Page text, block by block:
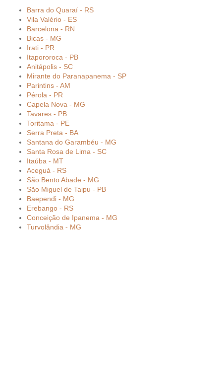
Barra do Quaraí - RS
Vila Valério - ES
Barcelona - RN
Bicas - MG
Irati - PR
Itapororoca - PB
Anitápolis - SC
Mirante do Paranapanema - SP
Parintins - AM
Pérola - PR
Capela Nova - MG
Tavares - PB
Toritama - PE
Serra Preta - BA
Santana do Garambéu - MG
Santa Rosa de Lima - SC
Itaúba - MT
Aceguá - RS
São Bento Abade - MG
São Miguel de Taipu - PB
Baependi - MG
Erebango - RS
Conceição de Ipanema - MG
Turvolândia - MG